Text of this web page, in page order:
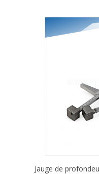
Jauge de